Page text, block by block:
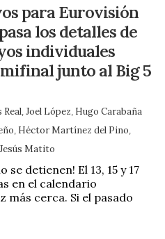
para Eurovisión
los detalles de
individuales
junto al Big 5
,Joel López, Hugo Carabaña
, Héctor Martínez del Pino,
Jesús Matito
se detienen! El 13, 15 y 17
en el calendario
más cerca. Si el pasado